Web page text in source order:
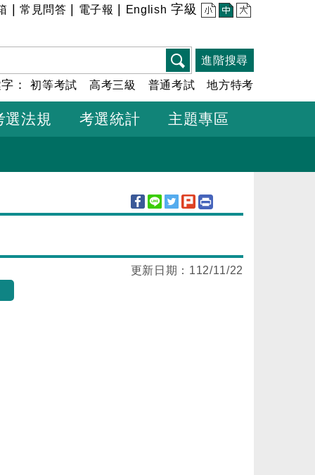
常見問答 電子報 English 字級 小 中 大
進階搜尋
字：初等考試 高考三級 普通考試 地方特考
選法規 考選統計 主題專區
更新日期： 112/11/22